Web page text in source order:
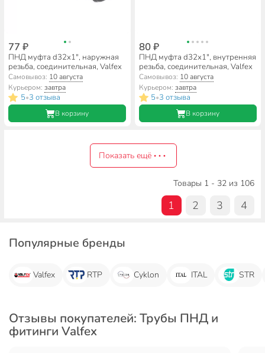
77 ₽
ПНД муфта d32х1", наружная
резьба, соединительная, Valfex
Самовывоз: 10 августа
Курьером:завтра
5•3 отзыва
В корзину
80 ₽
ПНД муфта d32х1", внутренняя
резьба, соединительная, Valfex
Самовывоз: 10 августа
Курьером: завтра
5•3 отзыва
В корзину
Показать ещё
Товары 1 - 32 из 106
1 2 3 4
Популярные бренды
Valfex RTP Cyklon ITAL STR
Отзывы покупателей: Трубы ПНД и
фитинги Valfex